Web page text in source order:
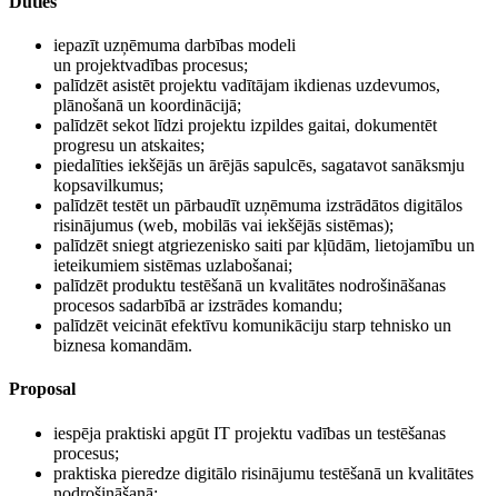
iepazīt uzņēmuma darbības modeli
un projektvadības procesus;
palīdzēt asistēt projektu vadītājam ikdienas uzdevumos,
plānošanā un koordinācijā;
palīdzēt sekot līdzi projektu izpildes gaitai, dokumentēt
progresu un atskaites;
piedalīties iekšējās un ārējās sapulcēs, sagatavot sanāksmju
kopsavilkumus;
palīdzēt testēt un pārbaudīt uzņēmuma izstrādātos digitālos
risinājumus (web, mobilās vai iekšējās sistēmas);
palīdzēt sniegt atgriezenisko saiti par kļūdām, lietojamību un
ieteikumiem sistēmas uzlabošanai;
palīdzēt produktu testēšanā un kvalitātes nodrošināšanas
procesos sadarbībā ar izstrādes komandu;
palīdzēt veicināt efektīvu komunikāciju starp tehnisko un
biznesa komandām.
Proposal
iespēja praktiski apgūt IT projektu vadības un testēšanas
procesus;
praktiska pieredze digitālo risinājumu testēšanā un kvalitātes